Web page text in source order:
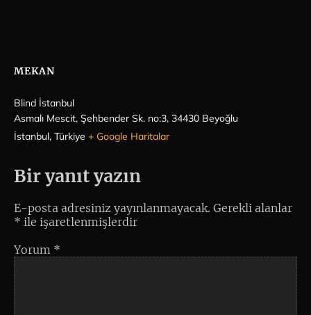
MEKAN
Blind İstanbul
Asmalı Mescit, Şehbender Sk. no:3, 34430 Beyoğlu
İstanbul, Türkiye + Google Haritalar
Bir yanıt yazın
E-posta adresiniz yayınlanmayacak. Gerekli alanlar
* ile işaretlenmişlerdir
Yorum *